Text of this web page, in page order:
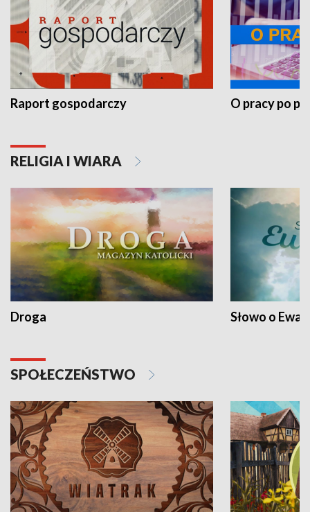
Raport gospodarczy O pracy po
RELIGIA I WIARA
Droga Słowo o
SPOŁECZEŃSTWO